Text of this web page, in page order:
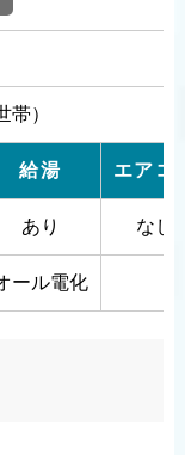
）
給湯 エアコ
あり なし
ール電化